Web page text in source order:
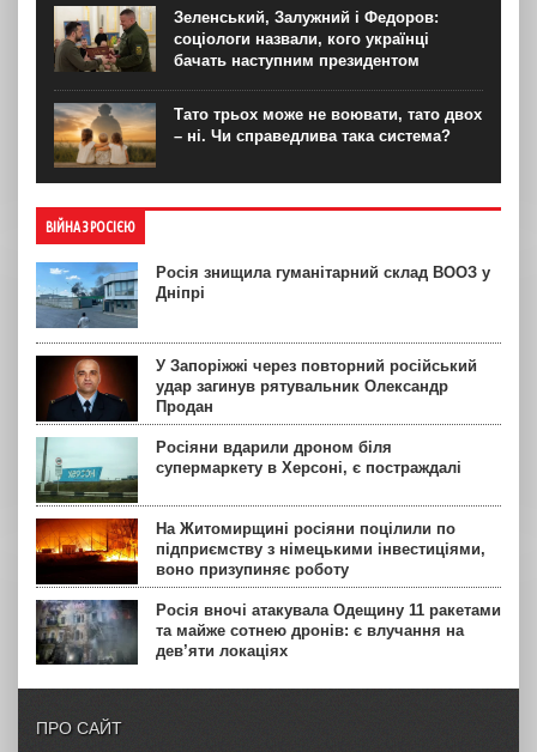
Зеленський, Залужний і Федоров:
соціологи назвали, кого українці
бачать наступним президентом
Тато трьох може не воювати, тато двох
– ні. Чи справедлива така система?
ВІЙНА З РОСІЄЮ
Росія знищила гуманітарний склад ВООЗ у
Дніпрі
У Запоріжжі через повторний російський
удар загинув рятувальник Олександр
Продан
Росіяни вдарили дроном біля
супермаркету в Херсоні, є постраждалі
На Житомирщині росіяни поцілили по
підприємству з німецькими інвестиціями,
воно призупиняє роботу
Росія вночі атакувала Одещину 11 ракетами
та майже сотнею дронів: є влучання на
дев’яти локаціях
ПРО САЙТ